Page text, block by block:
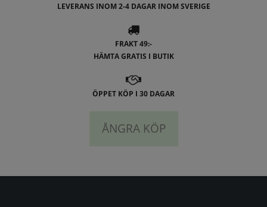
LEVERANS INOM 2-4 DAGAR INOM SVERIGE
FRAKT 49:-
HÄMTA GRATIS I BUTIK
ÖPPET KÖP I 30 DAGAR
ÅNGRA KÖP